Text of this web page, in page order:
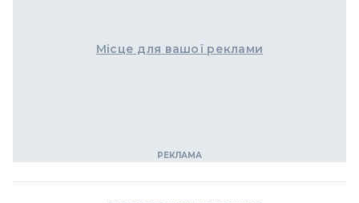
Місце для вашої реклами